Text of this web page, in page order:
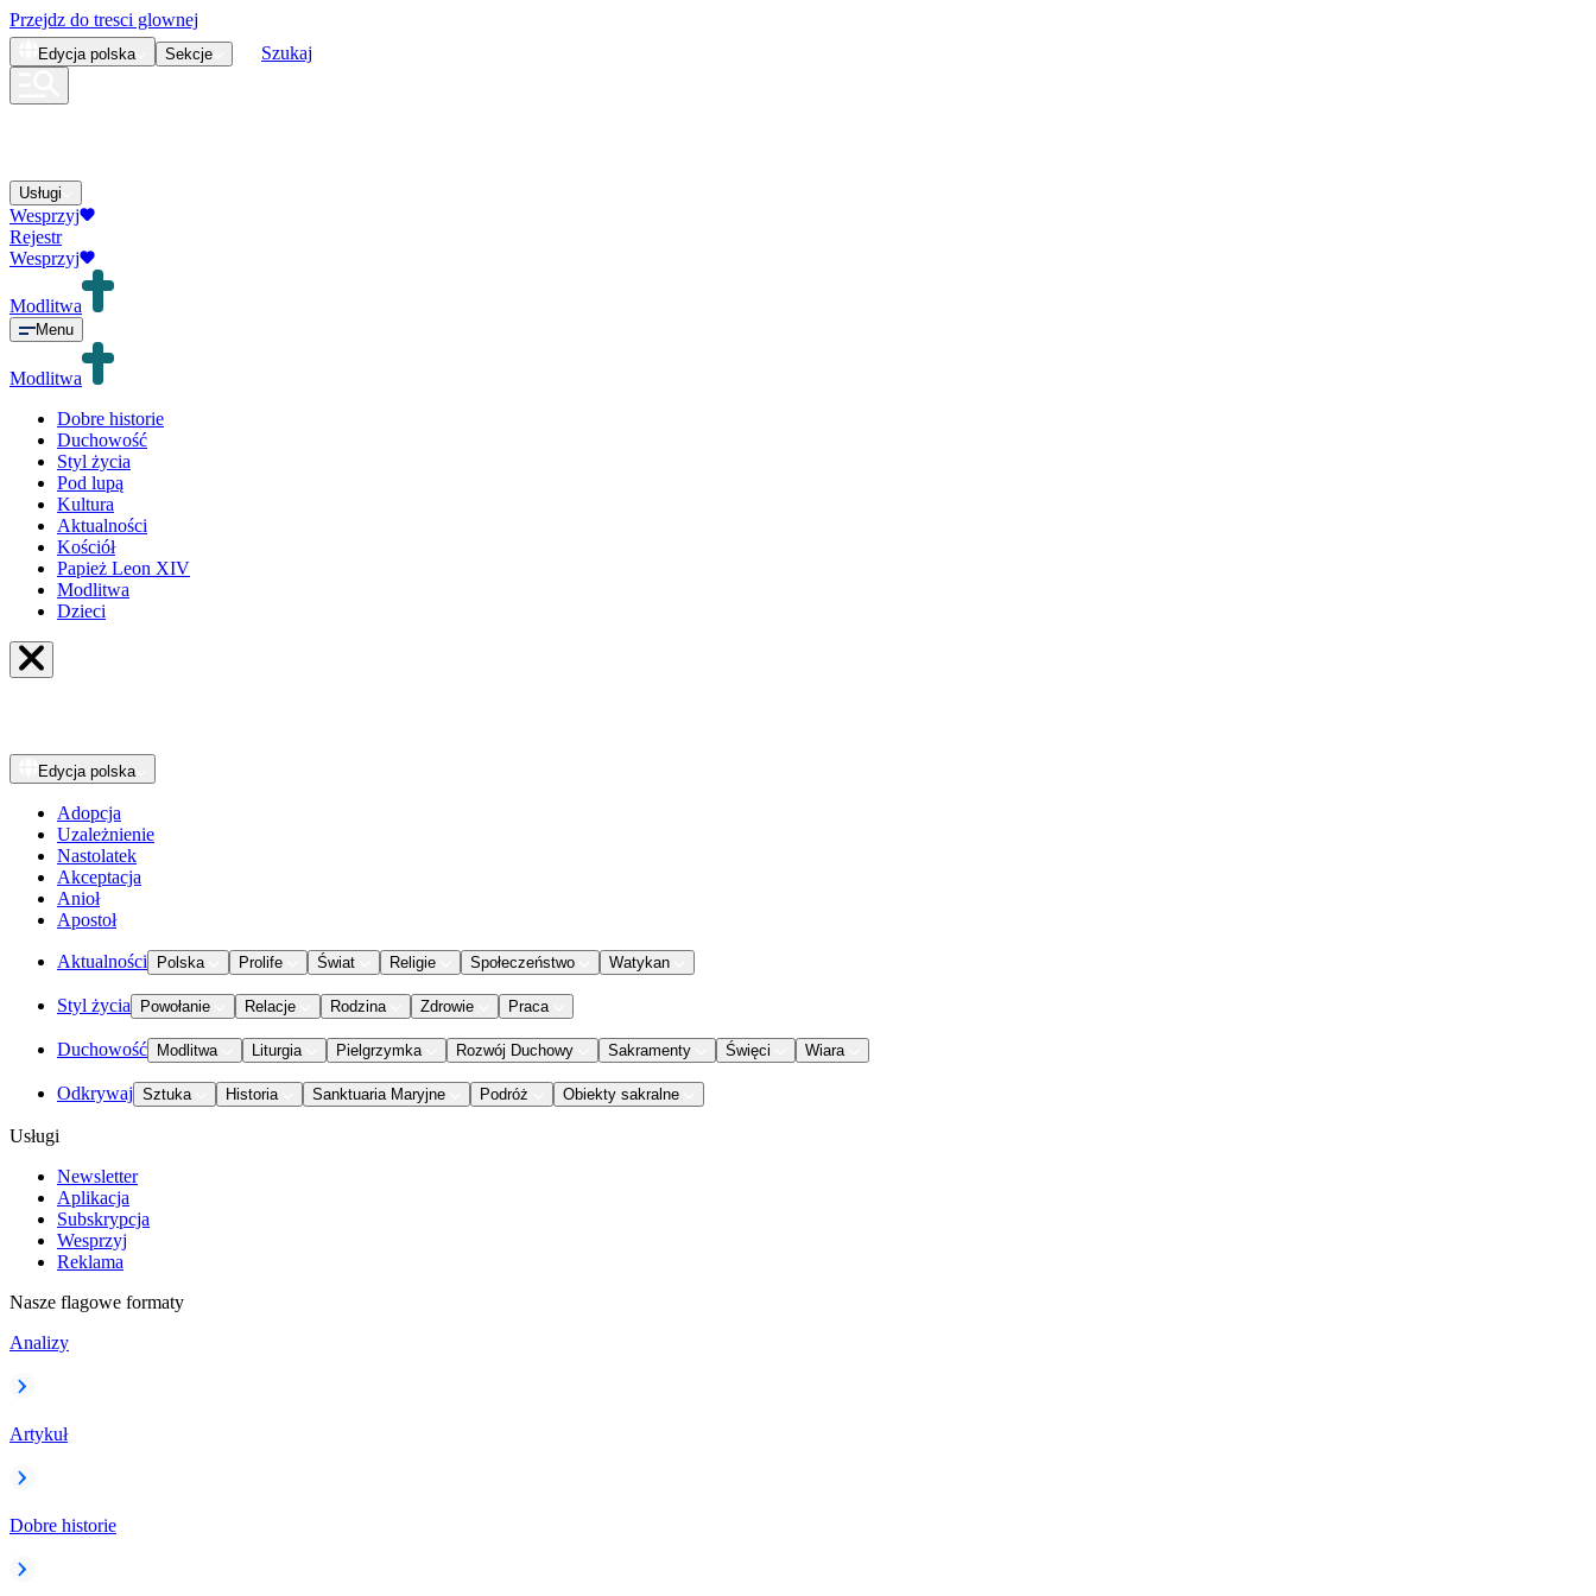
Przejdz do tresci glownej
Edycja polska Sekcje Szukaj
Usługi
Wesprzyj
Rejestr
Wesprzyj
Modlitwa
Menu
Modlitwa
Dobre historie
Duchowość
Styl życia
Pod lupą
Kultura
Aktualności
Kościół
Papież Leon XIV
Modlitwa
Dzieci
Edycja polska
Adopcja
Uzależnienie
Nastolatek
Akceptacja
Anioł
Apostoł
Aktualności Polska Prolife Świat Religie Społeczeństwo Watykan
Styl życia Powołanie Relacje Rodzina Zdrowie Praca
Duchowość Modlitwa Liturgia Pielgrzymka Rozwój Duchowy Sakramenty Święci Wiara
Odkrywaj Sztuka Historia Sanktuaria Maryjne Podróż Obiekty sakralne
Usługi
Newsletter
Aplikacja
Subskrypcja
Wesprzyj
Reklama
Nasze flagowe formaty
Analizy
Artykuł
Dobre historie